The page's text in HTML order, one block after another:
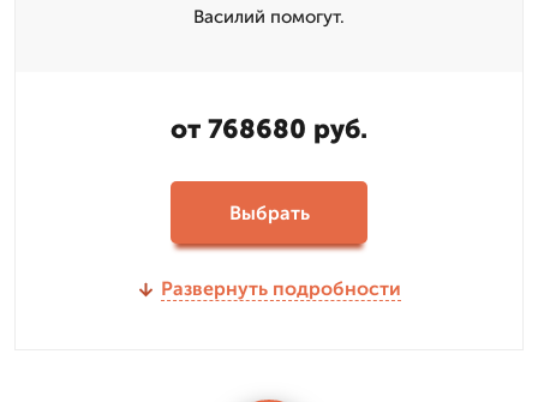
Василий помогут.
от 768680 руб.
Выбрать
Развернуть подробности